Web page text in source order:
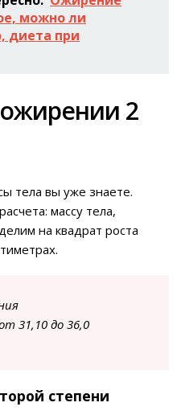
можно ли
диета при
2
тела вы уже знаете.
массу тела,
на квадрат роста
31,10 до 36,0
степени